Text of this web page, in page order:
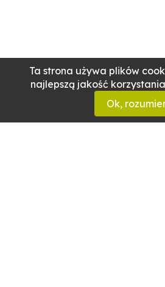
Ta strona używa plików
najlepszą jakość
Ok,